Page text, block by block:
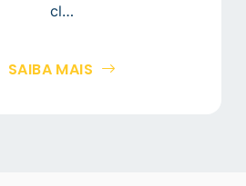
cl…
SAIBA MAIS